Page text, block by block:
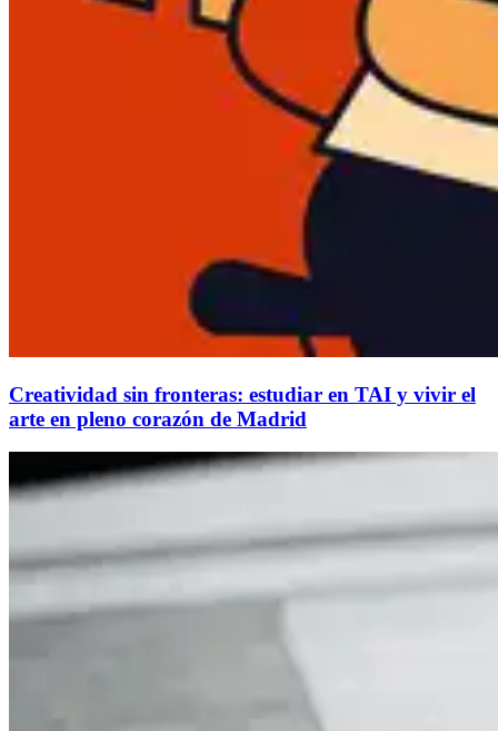
Creatividad sin fronteras: estudiar en TAI y vivir el
arte en pleno corazón de Madrid